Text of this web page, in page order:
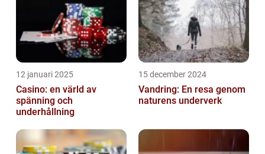
12 januari 2025
Casino: en värld av
spänning och
underhållning
15 december 2024
Vandring: En resa genom
naturens underverk